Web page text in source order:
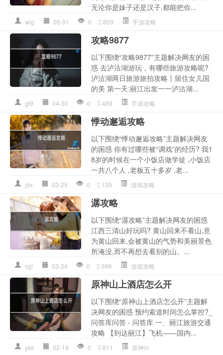
无论你是妹子还是汉子,都能把你...
wlg 05-01 0 809 手游攻略
攻略9877
以下围绕“攻略9877”主题解决网友的困
惑 去泸沽湖游玩，有哪些旅游攻略呢?
泸沽湖两日旅游旅拍攻略丨留住女儿国
的美 第一天:丽江出发一一泸沽湖...
gl9 04-30 0 489 手游攻略
悸动邂逅攻略
以下围绕“悸动邂逅攻略”主题解决网友
的困惑 你有过哪些被“调戏”的经历? 我1
8岁的时候在一个小饭店做学徒 ,小饭店
一共八个人 ,老板五十多岁 ,老...
jdx 03-25 0 139 游戏攻略
潺攻略
以下围绕“潺攻略”主题解决网友的困惑
江西三清山好玩吗? 黄山回来不看山,意
为黄山回来,会被黄山的气势和美丽景色
所淹没,而不再想去看别的山。...
cgl 03-24 0 986 游戏攻略
原神山上酒店怎么开
以下围绕“原神山上酒店怎么开”主题解
决网友的困惑 预约索道时间怎么掌控?_
问答库问答 - 问答库 一、丽江旅游交通
攻略 【到达丽江】飞机——国内...
yss 02-19 0 811 原神ol